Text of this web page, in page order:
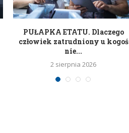
PUŁAPKA ETATU. Dlaczego
człowiek zatrudniony u kogoś
nie...
2 sierpnia 2026